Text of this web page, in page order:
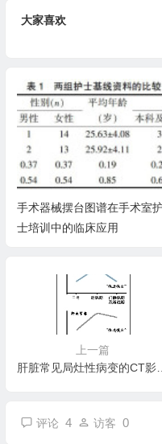
大家喜欢
手术器械摆台图谱在手术室护
士培训中的临床应用
上一篇
肝脏常见局灶性病变的CT影像征象分析
评论 4 访客 0